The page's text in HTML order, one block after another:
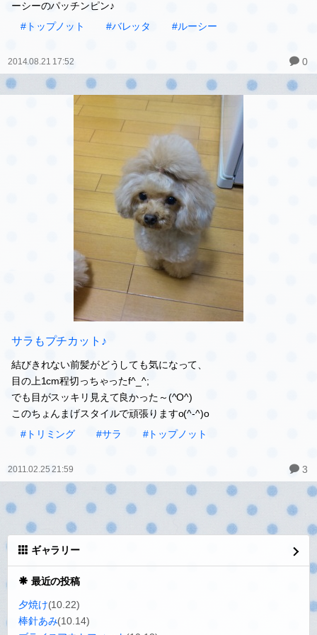
感激～っ（≧∇≦）
朝一でイベントに行ってたはるちゃんから預かったよって、渡され
キャーキャー！りんりんさんから、ルーシーへって可愛いハートサ
ングラスのバレッタ（≧∇≦）
りゅうくんつけてるの見て羨ましかったのだけど、りんりんさんが
プレゼントしてくださいました～♪
ありがとうございますっ！
す！
#トップノット
#バレッタ
2014.10.26 19:38